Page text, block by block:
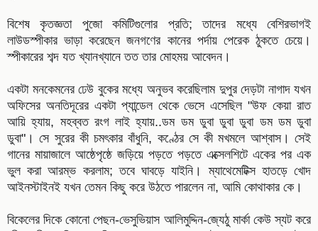
বিশেষ কৃতজ্ঞতা পুজো কমিটিগুলোর প্রতি; তাদের মধ্যে বেশিরভাগই
লাউডস্পীকার ভাড়া করেছেন জনগণের কানের পর্দায় পেরেক ঠুকতে চেয়ে।
স্পীকারের শব্দ যত খ্যানখ্যানে তত তার মোহময় আবেদন।
একটা মনকেমনের ঢেউ বুকের মধ্যে অনুভব করেছিলাম দুপুর দেড়টা নাগাদ যখন
অফিসের অনতিদূরের একটা প্যান্ডেল থেকে ভেসে এসেছিল "উফ কেয়া রাত
আয়ি হ্যায়, মহব্বত রংগ লাই হ্যায়..ডম ডম ডুবা ডুবা ডুবা ডম ডম ডুবা
ডুবা"। সে সুরের কী চমৎকার বাঁধুনি, কণ্ঠের সে কী মখমলে আশ্বাস। সেই
গানের মায়াজালে আষ্ঠেপৃষ্ঠে জড়িয়ে পড়তে পড়তে এক্সেলশিটে একের পর এক
ভুল করা আরম্ভ করলাম; তবে ঘাবড়ে যাইনি। ম্যাথেমেটিক্স হাতড়ে খোদ
আইনস্টাইনই যখন তেমন কিছু করে উঠতে পারলেন না, আমি কোথাকার কে।
বিকেলের দিকে কোনো পেছন-ভেসুভিয়াস আলিমুদ্দিন-জ্যেঠু মার্কা কেউ স্যট করে